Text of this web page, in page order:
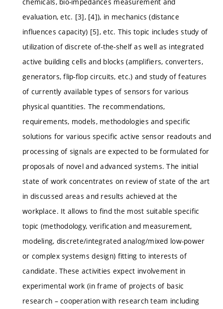
evaluation, etc. [3], [4]), in mechanics (distance
influences capacity) [5], etc. This topic includes study of
utilization of discrete of-the-shelf as well as integrated
active building cells and blocks (amplifiers, converters,
generators, flip-flop circuits, etc.) and study of features
of currently available types of sensors for various
physical quantities. The recommendations,
requirements, models, methodologies and specific
solutions for various specific active sensor readouts and
processing of signals are expected to be formulated for
proposals of novel and advanced systems. The initial
state of work concentrates on review of state of the art
in discussed areas and results achieved at the
workplace. It allows to find the most suitable specific
topic (methodology, verification and measurement,
modeling, discrete/integrated analog/mixed low-power
or complex systems design) fitting to interests of
candidate. These activities expect involvement in
experimental work (in frame of projects of basic
research – cooperation with research team including